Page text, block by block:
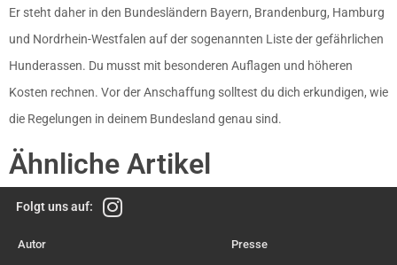
Er steht daher in den Bundesländern Bayern, Brandenburg, Hamburg
und Nordrhein-Westfalen auf der sogenannten Liste der gefährlichen
Hunderassen. Du musst mit besonderen Auflagen und höheren
Kosten rechnen. Vor der Anschaffung solltest du dich erkundigen, wie
die Regelungen in deinem Bundesland genau sind.
Ähnliche Artikel
Folgt uns auf:
Autor Presse